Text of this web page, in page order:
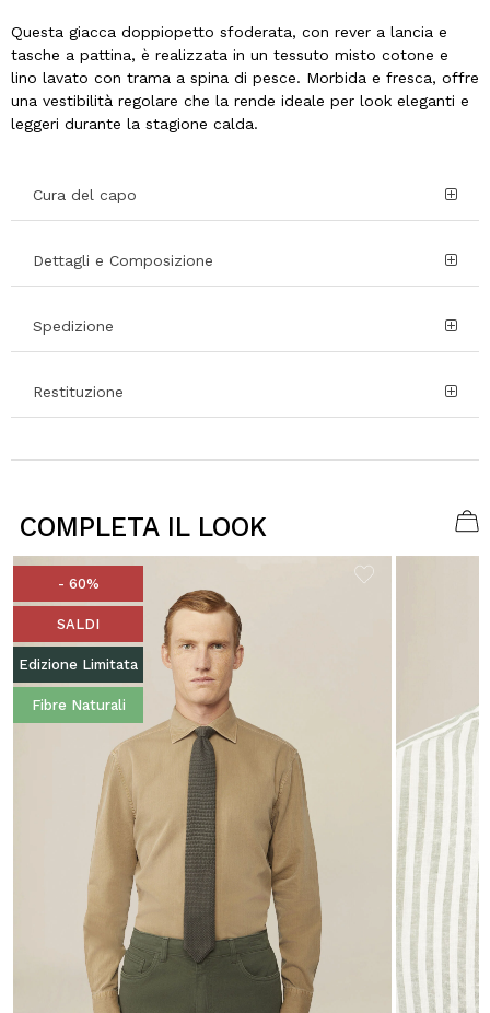
Questa giacca doppiopetto sfoderata, con rever a lancia e
tasche a pattina, è realizzata in un tessuto misto cotone e
lino lavato con trama a spina di pesce. Morbida e fresca, offre
una vestibilità regolare che la rende ideale per look eleganti e
leggeri durante la stagione calda.
Cura del capo
Dettagli e Composizione
Spedizione
Restituzione
COMPLETA IL LOOK
- 60%
SALDI
Edizione Limitata
Fibre Naturali